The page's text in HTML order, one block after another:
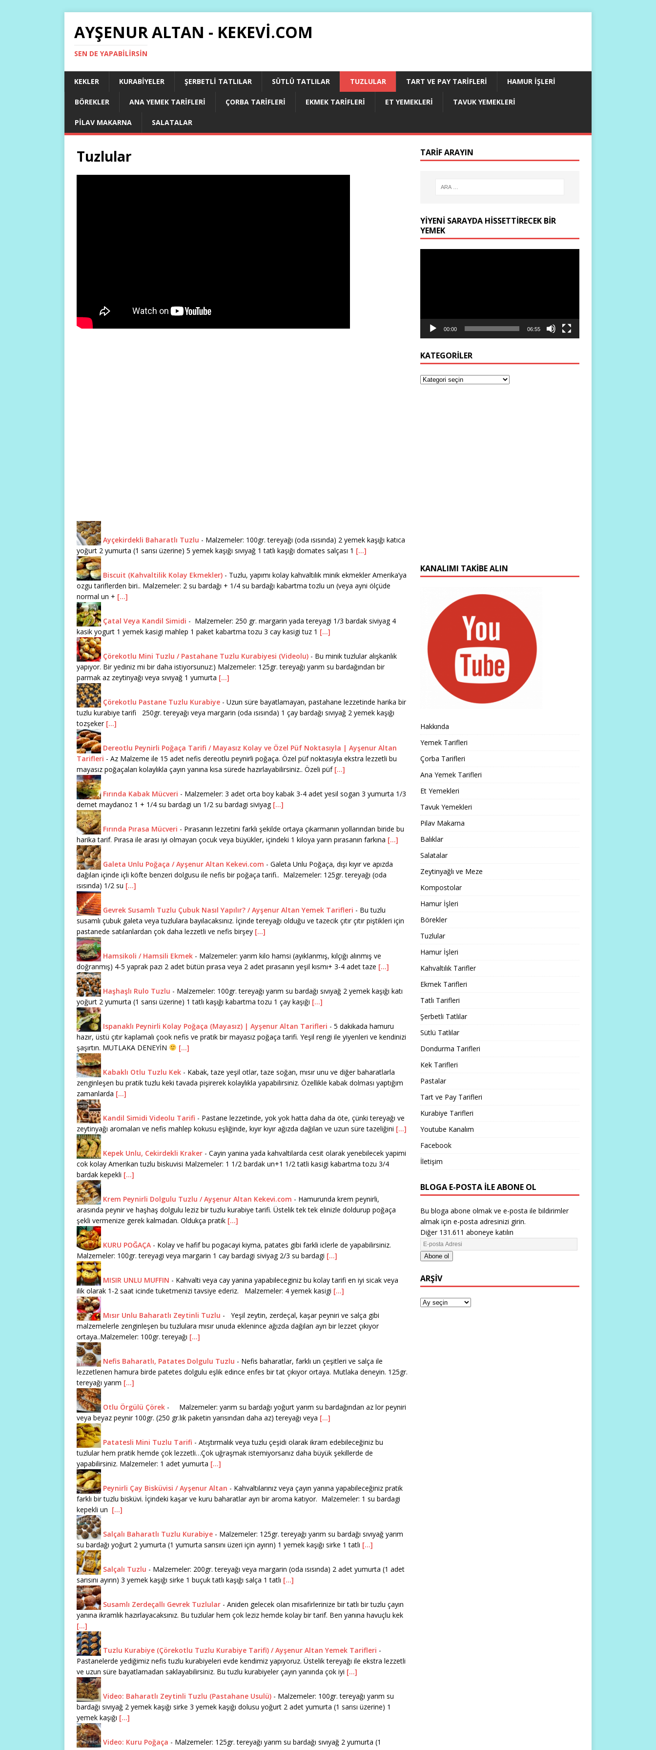
AYŞENUR ALTAN - KEKEVI.COM
SEN DE YAPABILIRSIN
KEKLER KURABIYELER ŞERBETLI TATLILAR SÜTLÜ TATLILAR TUZLULAR TART VE PAY TARIFLERI HAMUR İŞLERI
BÖREKLER ANA YEMEK TARIFLERI ÇORBA TARIFLERI EKMEK TARIFLERI ET YEMEKLERI TAVUK YEMEKLERI
PILAV MAKARNA SALATALAR
Tuzlular
Ayçekirdekli Baharatlı Tuzlu - Malzemeler: 100gr. tereyağı (oda ısısında) 2 yemek kaşığı katıca
yoğurt 2 yumurta (1 sarısı üzerine) 5 yemek kaşığı sıvıyağ 1 tatlı kaşığı domates salçası 1 [...]
Biscuit (Kahvaltilik Kolay Ekmekler) - Tuzlu, yapımı kolay kahvaltılık minik ekmekler Amerika’ya
ozgu tariflerden biri.. Malzemeler: 2 su bardağı + 1/4 su bardağı kabartma tozlu un (veya ayni ölçüde
normal un + [...]
Çatal Veya Kandil Simidi - Malzemeler: 250 gr. margarin yada tereyagi 1/3 bardak siviyag 4
kasik yogurt 1 yemek kasigi mahlep 1 paket kabartma tozu 3 cay kasigi tuz 1 [...]
Çörekotlu Mini Tuzlu / Pastahane Tuzlu Kurabiyesi (Videolu) - Bu minik tuzlular alışkanlık
yapıyor. Bir yediniz mi bir daha istiyorsunuz:) Malzemeler: 125gr. tereyağı yarım su bardağından bir
parmak az zeytinyağı veya sıvıyağ 1 yumurta [...]
Çörekotlu Pastane Tuzlu Kurabiye - Uzun süre bayatlamayan, pastahane lezzetinde harika bir
tuzlu kurabiye tarifi 250gr. tereyağı veya margarin (oda ısısında) 1 çay bardağı sıvıyağ 2 yemek kaşığı
tozşeker [...]
Dereotlu Peynirli Poğaça Tarifi / Mayasız Kolay ve Özel Püf Noktasıyla | Ayşenur Altan
Tarifleri - Az Malzeme ile 15 adet nefis dereotlu peynirli poğaça. Özel püf noktasıyla ekstra lezzetli bu
mayasız poğaçaları kolaylıkla çayın yanına kısa sürede hazırlayabilirsiniz.. Özeli püf [...]
Fırında Kabak Mücveri - Malzemeler: 3 adet orta boy kabak 3-4 adet yesil sogan 3 yumurta 1/3
demet maydanoz 1 + 1/4 su bardagi un 1/2 su bardagi siviyag [...]
Fırında Pırasa Mücveri - Pırasanın lezzetini farklı şekilde ortaya çıkarmanın yollarından biride bu
harika tarif. Pırasa ile arası iyi olmayan çocuk veya büyükler, içindeki 1 kiloya yarın pırasanın farkına [...]
Galeta Unlu Poğaça / Ayşenur Altan Kekevi.com - Galeta Unlu Poğaça, dışı kıyır ve apızda
dağılan içinde içli köfte benzeri dolgusu ile nefis bir poğaça tarifi.. Malzemeler: 125gr. tereyağı (oda
ısısında) 1/2 su [...]
Gevrek Susamlı Tuzlu Çubuk Nasıl Yapılır? / Ayşenur Altan Yemek Tarifleri - Bu tuzlu
susamlı çubuk galeta veya tuzlulara bayılacaksınız. İçinde tereyağı olduğu ve tazecik çıtır çıtır piştikleri için
pastanede satılanlardan çok daha lezzetli ve nefis birşey [...]
Hamsikoli / Hamsili Ekmek - Malzemeler: yarım kilo hamsi (ayıklanmış, kılçığı alınmış ve
doğranmış) 4-5 yaprak pazı 2 adet bütün pırasa veya 2 adet pırasanın yeşil kısmı+ 3-4 adet taze [...]
Haşhaşlı Rulo Tuzlu - Malzemeler: 100gr. tereyağı yarım su bardağı sıvıyağ 2 yemek kaşığı katı
yoğurt 2 yumurta (1 sarısı üzerine) 1 tatlı kaşığı kabartma tozu 1 çay kaşığı [...]
Ispanaklı Peynirli Kolay Poğaça (Mayasız) | Ayşenur Altan Tarifleri - 5 dakikada hamuru
hazır, üstü çıtır kaplamalı çook nefis ve pratik bir mayasız poğaça tarifi. Yeşil rengi ile yiyenleri ve kendinizi
şaşırtın. MUTLAKA DENEYİN
[...]
Kabaklı Otlu Tuzlu Kek - Kabak, taze yeşil otlar, taze soğan, mısır unu ve diğer baharatlarla
zenginleşen bu pratik tuzlu keki tavada pişirerek kolaylıkla yapabilirsiniz. Özellikle kabak dolması yaptığım
zamanlarda [...]
Kandil Simidi Videolu Tarifi - Pastane lezzetinde, yok yok hatta daha da öte, çünki tereyağı ve
zeytinyağı aromaları ve nefis mahlep kokusu eşliğinde, kıyır kıyır ağızda dağılan ve uzun süre tazeliğini [...]
Kepek Unlu, Cekirdekli Kraker - Cayin yanina yada kahvaltilarda cesit olarak yenebilecek yapimi
cok kolay Amerikan tuzlu biskuvisi Malzemeler: 1 1/2 bardak un+1 1/2 tatli kasigi kabartma tozu 3/4
bardak kepekli [...]
Krem Peynirli Dolgulu Tuzlu / Ayşenur Altan Kekevi.com - Hamurunda krem peynirli,
arasında peynir ve haşhaş dolgulu leziz bir tuzlu kurabiye tarifi. Üstelik tek tek elinizle doldurup poğaça
şekli vermenize gerek kalmadan. Oldukça pratik [...]
KURU POĞAÇA - Kolay ve hafif bu pogacayi kiyma, patates gibi farkli iclerle de yapabilirsiniz.
Malzemeler: 100gr. tereyagi veya margarin 1 cay bardagi siviyag 2/3 su bardagi [...]
MISIR UNLU MUFFIN - Kahvalti veya cay yanina yapabileceginiz bu kolay tarifi en iyi sicak veya
ilik olarak 1-2 saat icinde tuketmenizi tavsiye ederiz. Malzemeler: 4 yemek kasigi [...]
Mısır Unlu Baharatlı Zeytinli Tuzlu -
Yeşil zeytin, zerdeçal, kaşar peyniri ve salça gibi
malzemelerle zenginleşen bu tuzlulara mısır unuda eklenince ağızda dağılan ayrı bir lezzet çıkıyor
ortaya..Malzemeler: 100gr. tereyağı [...]
Nefis Baharatlı, Patates Dolgulu Tuzlu - Nefis baharatlar, farklı un çeşitleri ve salça ile
lezzetlenen hamura birde patetes dolgulu eşlik edince enfes bir tat çıkıyor ortaya. Mutlaka deneyin. 125gr.
tereyağı yarım [...]
Otlu Örgülü Çörek -
Malzemeler: yarım su bardağı yoğurt yarım su bardağından az lor peyniri
veya beyaz peynir 100gr. (250 gr.lık paketin yarısından daha az) tereyağı veya [...]
Patatesli Mini Tuzlu Tarifi - Atıştırmalık veya tuzlu çeşidi olarak ikram edebileceğiniz bu
tuzlular hem pratik hemde çok lezzetli…Çok uğraşmak istemiyorsanız daha büyük şekillerde de
yapabilirsiniz. Malzemeler: 1 adet yumurta [...]
Peynirli Çay Bisküvisi / Ayşenur Altan - Kahvaltılarınız veya çayın yanına yapabileceğiniz pratik
farklı bir tuzlu bisküvi. İçindeki kaşar ve kuru baharatlar ayrı bir aroma katıyor. Malzemeler: 1 su bardagi
kepekli un [...]
Salçalı Baharatlı Tuzlu Kurabiye - Malzemeler: 125gr. tereyağı yarım su bardağı sıvıyağ yarım
su bardağı yoğurt 2 yumurta (1 yumurta sarısını üzeri için ayırın) 1 yemek kaşığı sirke 1 tatlı [...]
Salçalı Tuzlu - Malzemeler: 200gr. tereyağı veya margarin (oda ısısında) 2 adet yumurta (1 adet
sarısını ayırın) 3 yemek kaşığı sirke 1 buçuk tatlı kaşığı salça 1 tatlı [...]
Susamlı Zerdeçallı Gevrek Tuzlular - Aniden gelecek olan misafirlerinize bir tatlı bir tuzlu çayın
yanına ikramlık hazırlayacaksınız. Bu tuzlular hem çok leziz hemde kolay bir tarif. Ben yanına havuçlu kek
[...]
Tuzlu Kurabiye (Çörekotlu Tuzlu Kurabiye Tarifi) / Ayşenur Altan Yemek Tarifleri -
Pastanelerde yediğimiz nefis tuzlu kurabiyeleri evde kendimiz yapıyoruz. Üstelik tereyağı ile ekstra lezzetli
ve uzun süre bayatlamadan saklayabilirsiniz. Bu tuzlu kurabiyeler çayın yanında çok iyi [...]
Video: Baharatlı Zeytinli Tuzlu (Pastahane Usulü) - Malzemeler: 100gr. tereyağı yarım su
bardağı sıvıyağ 2 yemek kaşığı sirke 3 yemek kaşığı dolusu yoğurt 2 adet yumurta (1 sarısı üzerine) 1
yemek kaşığı [...]
Video: Kuru Poğaça - Malzemeler: 125gr. tereyağı yarım su bardağı sıvıyağ 2 yumurta (1
TARIF ARAYIN
YIYENI SARAYDA HISSETTIRECEK BIR
YEMEK
00:00 06:55
KATEGORILER
KANALIMI TAKIBE ALIN
Hakkında
Yemek Tarifleri
Çorba Tarifleri
Ana Yemek Tarifleri
Et Yemekleri
Tavuk Yemekleri
Pilav Makarna
Balıklar
Salatalar
Zeytinyağlı ve Meze
Kompostolar
Hamur İşleri
Börekler
Tuzlular
Hamur İşleri
Kahvaltılık Tarifler
Ekmek Tarifleri
Tatlı Tarifleri
Şerbetli Tatlılar
Sütlü Tatlılar
Dondurma Tarifleri
Kek Tarifleri
Pastalar
Tart ve Pay Tarifleri
Kurabiye Tarifleri
Youtube Kanalım
Facebook
İletişim
BLOGA E-POSTA ILE ABONE OL
Bu bloga abone olmak ve e-posta ile bildirimler
almak için e-posta adresinizi girin.
Diğer 131.611 aboneye katılın
Abone ol
ARŞIV